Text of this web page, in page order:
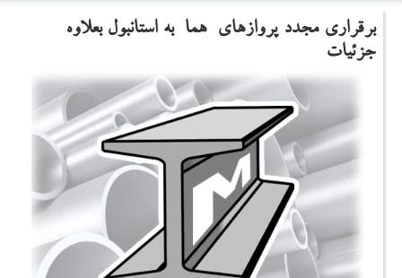
برقراری مجدد پروازهای هما به استانبول بعلاوه
جزئیات